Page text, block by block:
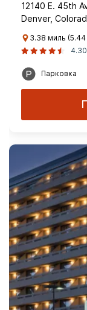
12140 E. 45th
Denver,
3.38 миль
4.30
Парковка